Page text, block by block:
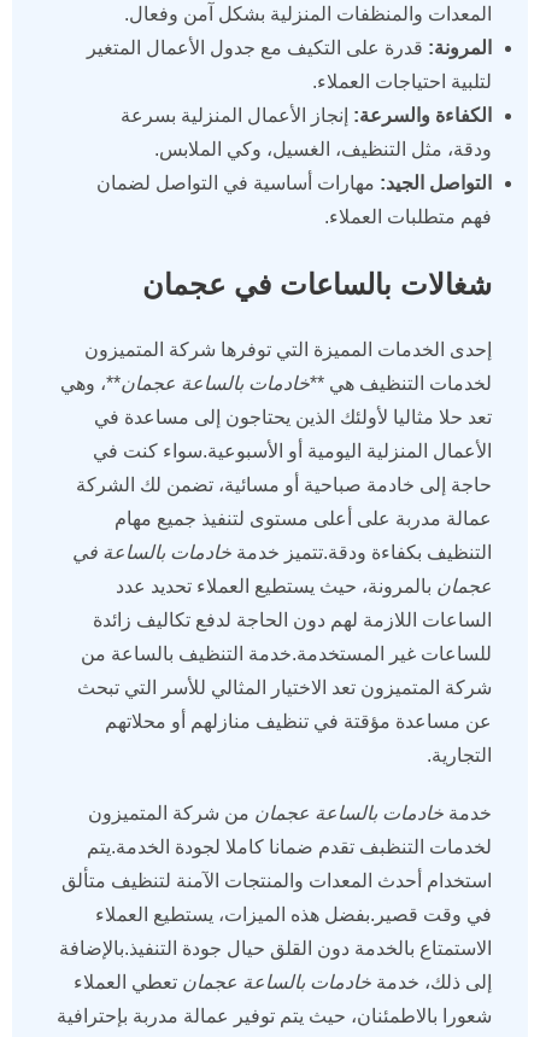
المعدات والمنظفات المنزلية بشكل آمن وفعال.
المرونة: قدرة على التكيف مع جدول الأعمال المتغير
لتلبية احتياجات العملاء.
الكفاءة والسرعة: إنجاز الأعمال المنزلية بسرعة
ودقة، مثل التنظيف، الغسيل، وكي الملابس.
التواصل الجيد: مهارات أساسية في التواصل لضمان
فهم متطلبات العملاء.
شغالات بالساعات في عجمان
إحدى الخدمات المميزة التي توفرها شركة المتميزون
لخدمات التنظيف هي **خادمات بالساعة عجمان**، وهي
تعد حلا مثاليا لأولئك الذين يحتاجون إلى مساعدة في
الأعمال المنزلية اليومية أو الأسبوعية.سواء كنت في
حاجة إلى خادمة صباحية أو مسائية، تضمن لك الشركة
عمالة مدربة على أعلى مستوى لتنفيذ جميع مهام
التنظيف بكفاءة ودقة.تتميز خدمة خادمات بالساعة في
عجمان بالمرونة، حيث يستطيع العملاء تحديد عدد
الساعات اللازمة لهم دون الحاجة لدفع تكاليف زائدة
للساعات غير المستخدمة.خدمة التنظيف بالساعة من
شركة المتميزون تعد الاختيار المثالي للأسر التي تبحث
عن مساعدة مؤقتة في تنظيف منازلهم أو محلاتهم
التجارية.
خدمة خادمات بالساعة عجمان من شركة المتميزون
لخدمات التنظبف تقدم ضمانا كاملا لجودة الخدمة.يتم
استخدام أحدث المعدات والمنتجات الآمنة لتنظيف متألق
في وقت قصير.بفضل هذه الميزات، يستطيع العملاء
الاستمتاع بالخدمة دون القلق حيال جودة التنفيذ.بالإضافة
إلى ذلك، خدمة خادمات بالساعة عجمان تعطي العملاء
شعورا بالاطمئنان، حيث يتم توفير عمالة مدربة بإحترافية